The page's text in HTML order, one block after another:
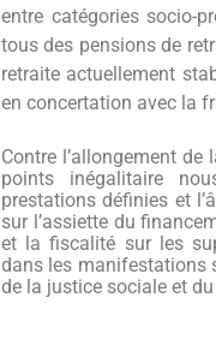
entre catégories socio-
tous des pensions de
retraite actuellement
en concertation avec la
Contre l’allongement
points inégalitaire
prestations définies et
sur l’assiette du
et la fiscalité sur les
dans les manifestations
de la justice sociale et